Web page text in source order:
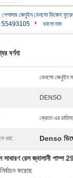
পেশাদার জেনুইন ডেনসো ডিজেল
55493105
ভালো দাম
বর্ণনা
ডেনসো জেনুইন
DENSO
ক্রেতা এর
ধরা: Denso
সাধারণ রেল জ্বালানী
করেছে